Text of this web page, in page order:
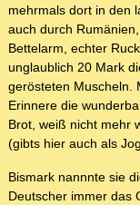
mehrmals dort in den
auch durch
Bettelarm, echter
unglaublich 20 Mark
gerösteten Muscheln.
Erinnere die
Brot, weiß nicht mehr
(gibts hier auch als
Bismark nannnte sie
Deutscher immer das